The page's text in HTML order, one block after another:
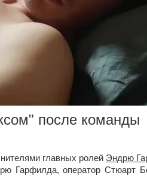
после команды
главных ролей Эндрю
Гарфилда, оператор Стюарт